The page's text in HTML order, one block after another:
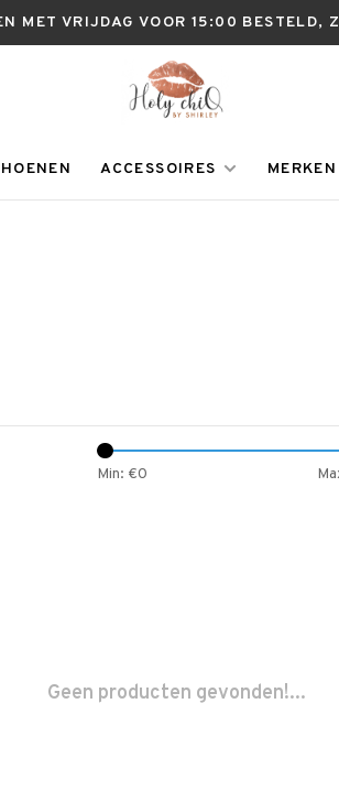
MET VRIJDAG VOOR 15:00 BESTELD,
ACCESSOIRES MERKEN
Min: €0
Geen producten gevonden!...